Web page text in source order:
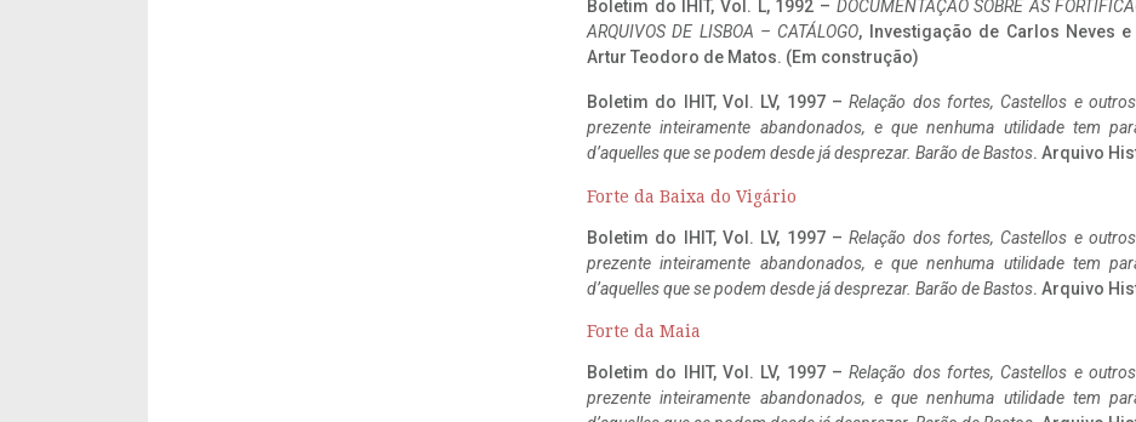
Boletim do IHIT, Vol. L, 1992 – DOCUMENTAÇÃO SOBRE AS
ARQUIVOS DE LISBOA – CATÁLOGO, Investigação de Carlos Neves
Artur Teodoro de Matos. (Em construção)
Boletim do IHIT, Vol. LV, 1997 –Relação dos fortes, Castellos e
prezente inteiramente abandonados, e que nenhuma utilidade tem
d’aquelles que se podem desde já desprezar. Barão de Bastos. Arquivo
Forte da Baixa do Vigário
Boletim do IHIT, Vol. LV, 1997 –Relação dos fortes, Castellos e
prezente inteiramente abandonados, e que nenhuma utilidade tem
d’aquelles que se podem desde já desprezar. Barão de Bastos. Arquivo
Forte da Maia
Boletim do IHIT, Vol. LV, 1997 –Relação dos fortes, Castellos e
prezente inteiramente abandonados, e que nenhuma utilidade tem